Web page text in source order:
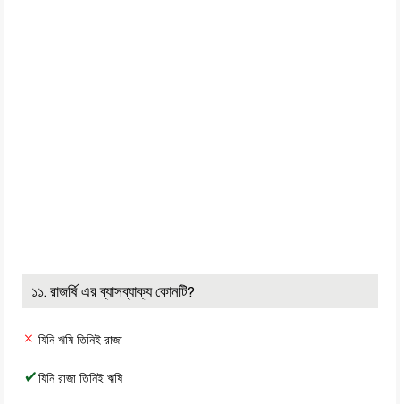
১১. রাজর্ষি এর ব্যাসব্যাক্য কোনটি?
যিনি ঋষি তিনিই রাজা
যিনি রাজা তিনিই ঋষি